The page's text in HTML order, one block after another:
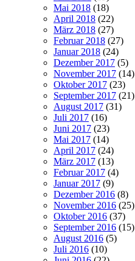
Mai 2018 (18)
April 2018 (22)
März 2018 (27)
Februar 2018 (27)
Januar 2018 (24)
Dezember 2017 (5)
November 2017 (14)
Oktober 2017 (23)
September 2017 (21)
August 2017 (31)
Juli 2017 (16)
Juni 2017 (23)
Mai 2017 (14)
April 2017 (24)
März 2017 (13)
Februar 2017 (4)
Januar 2017 (9)
Dezember 2016 (8)
November 2016 (25)
Oktober 2016 (37)
September 2016 (15)
August 2016 (5)
Juli 2016 (10)